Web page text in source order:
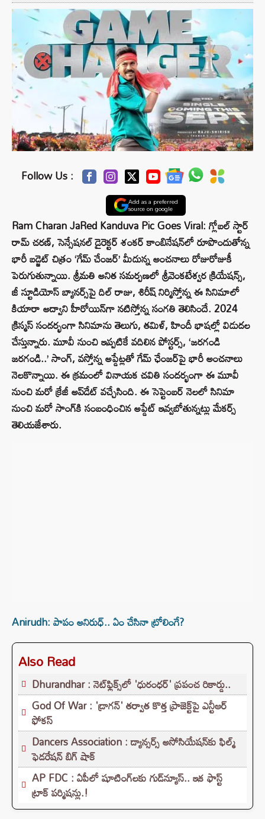
Follow Us :
Add as a preferred
source on google
Ram Charan JaRed Kanduva Pic Goes Viral: గ్లోబల్ స్టార్
రామ్ చరణ్, సెన్సేషనల్ డైరెక్టర్ శంకర్ కాంబినేషన్‌లో రూపొందుతోన్న
భారీ బడ్జెట్ చిత్రం ‘గేమ్ చేంజర్’ మీదున్న అంచనాలు రోజురోజుకీ
పెరుగుతున్నాయి. శ్రీమ‌తి అనిత స‌మ‌ర్ప‌ణ‌లో శ్రీవెంకటేశ్వర క్రియేషన్స్,
జీ స్టూడియోస్ బ్యానర్స్‌పై దిల్ రాజు, శిరీష్ నిర్మిస్తోన్న ఈ సినిమాలో
కియారా అద్వాని హీరోయిన్‌గా నటిస్తోన్న సంగతి తెలిసిందే. 2024
క్రిస్మస్ సందర్భంగా సినిమాను తెలుగు, తమిళ్, హిందీ భాషల్లో విడుదల
చేస్తున్నారు. మూవీ నుంచి ఇప్పటికే వదిలిన పోస్టర్స్, ‘జరగండి
జరగండి..’ సాంగ్‌, వస్తోన్న అప్డేట్లతో గేమ్ ఛేంజ‌ర్‌పై భారీ అంచ‌నాలు
నెల‌కొన్నాయి. ఈ క్ర‌మంలో వినాయ‌క చ‌వితి సంద‌ర్భంగా ఈ మూవీ
నుంచి మ‌రో క్రేజీ అప్‌డేట్ వ‌చ్చేసింది. ఈ సెప్టెంబ‌ర్ నెల‌లో సినిమా
నుంచి మ‌రో సాంగ్‌కి సంబంధించిన అప్డేట్ ఇవ్వబోతున్నట్లు మేక‌ర్స్
తెలియ‌జేశారు.
Anirudh: పాపం అనిరుధ్.. ఏం చేసినా ట్రోలింగే?
Also Read
Dhurandhar : నెట్‌ఫ్లిక్స్‌లో 'ధురంధర్' ప్రపంచ రికార్డు..
God Of War : 'డ్రాగన్' తర్వాత కొత్త ప్రాజెక్ట్‌పై ఎన్టీఆర్
ఫోకస్
Dancers Association : డ్యాన్సర్స్ అసోసియేషన్‌కు ఫిల్మ్
ఫెడరేషన్ బిగ్ షాక్
AP FDC : ఏపీలో షూటింగ్‌లకు గుడ్‌న్యూస్.. ఇక ఫాస్ట్
ట్రాక్ పర్మిషన్లు.!